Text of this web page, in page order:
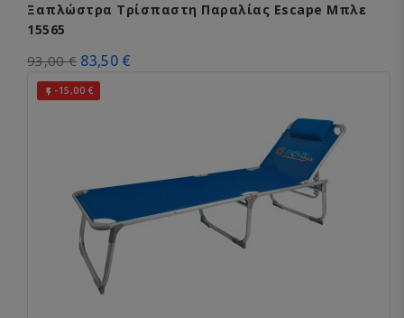
Ξαπλώστρα Τρίσπαστη Παραλίας Escape Μπλε
15565
93,00 € 83,50 €
 -15,00 €